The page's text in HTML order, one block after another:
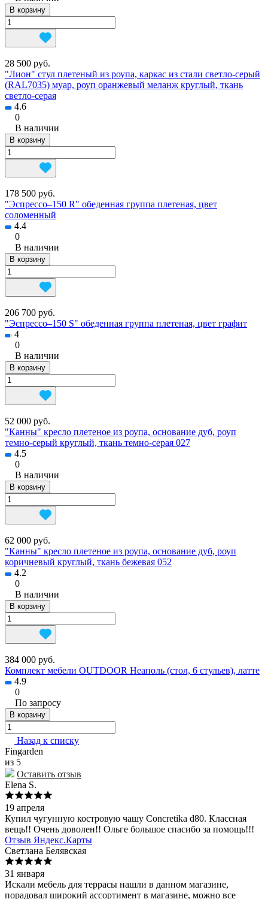
В корзину
28 500 руб.
"Лион" стул плетеный из роупа, каркас из стали светло-серый
(RAL7035) муар, роуп оранжевый меланж круглый, ткань
светло-серая
4.6
0
В наличии
В корзину
178 500 руб.
"Эспрессо–150 R" обеденная группа плетеная, цвет
соломенный
4.4
0
В наличии
В корзину
206 700 руб.
"Эспрессо–150 S" обеденная группа плетеная, цвет графит
4
0
В наличии
В корзину
52 000 руб.
"Канны" кресло плетеное из роупа, основание дуб, роуп
темно-серый круглый, ткань темно-серая 027
4.5
0
В наличии
В корзину
62 000 руб.
"Канны" кресло плетеное из роупа, основание дуб, роуп
коричневый круглый, ткань бежевая 052
4.2
0
В наличии
В корзину
384 000 руб.
Комплект мебели OUTDOOR Неаполь (стол, 6 стульев), латте
4.9
0
По запросу
В корзину
Назад к списку
Fingarden
из 5
Оставить отзыв
Elena S.
19 апреля
Купил чугунную костровую чашу Concretika d80. Классная
вещь!! Очень доволен!! Ольге большое спасибо за помощь!!!
Отзыв Яндекс.Карты
Светлана Белявская
31 января
Искали мебель для террасы нашли в данном магазине,
порадовал широкий ассортимент в магазине, можно все